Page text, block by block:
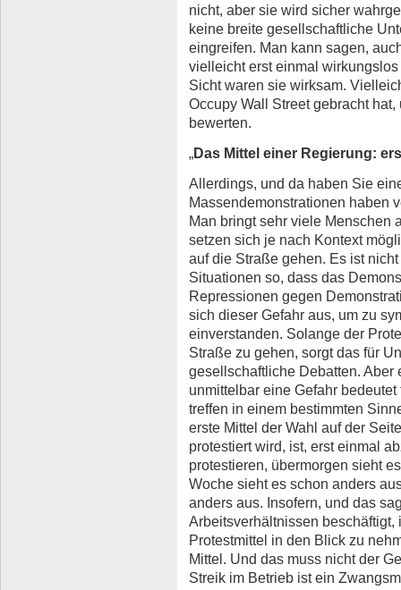
nicht, aber sie wird sicher
keine breite gesellschaftliche
eingreifen. Man kann sagen,
vielleicht erst einmal
Sicht waren sie wirksam.
Occupy Wall Street gebracht
bewerten.
„Das Mittel einer Regierung:
Allerdings, und da haben Sie
Massendemonstrationen haben
Man bringt sehr viele Menschen
setzen sich je nach Kontext
auf die Straße gehen. Es ist
Situationen so, dass das
Repressionen gegen
sich dieser Gefahr aus, um zu
einverstanden. Solange der
Straße zu gehen, sorgt das für
gesellschaftliche Debatten. Aber
unmittelbar eine Gefahr
treffen in einem bestimmten
erste Mittel der Wahl auf der
protestiert wird, ist, erst einmal
protestieren, übermorgen sieht
Woche sieht es schon anders
anders aus. Insofern, und das
Arbeitsverhältnissen
Protestmittel in den Blick zu
Mittel. Und das muss nicht der
Streik im Betrieb ist ein